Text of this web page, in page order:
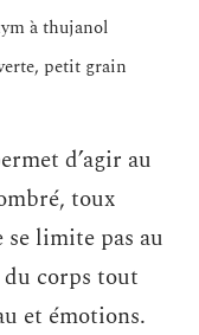
à thujanol
petit grain
d’agir au
toux
se limite pas au
corps tout
et émotions.